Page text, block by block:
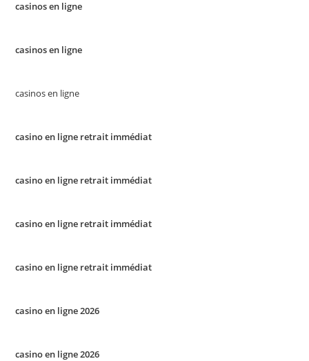
casinos en ligne
casinos en ligne
casinos en ligne
casino en ligne retrait immédiat
casino en ligne retrait immédiat
casino en ligne retrait immédiat
casino en ligne retrait immédiat
casino en ligne 2026
casino en ligne 2026